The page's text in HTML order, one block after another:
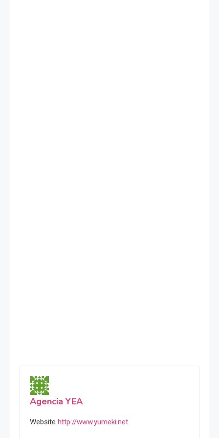
Agencia YEA
Website http://www.yumeki.net